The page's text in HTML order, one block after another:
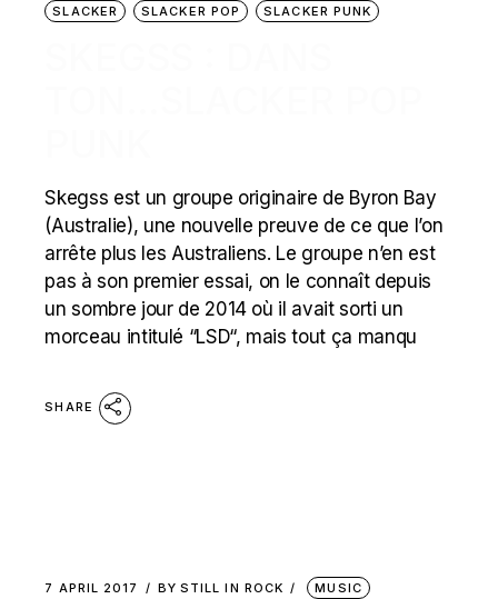
SLACKER
SLACKER POP SLACKER PUNK
Skegss est un groupe originaire de Byron Bay
(Australie), une nouvelle preuve de ce que l’on
arrête plus les Australiens. Le groupe n’en est
pas à son premier essai, on le connaît depuis
un sombre jour de 2014 où il avait sorti un
morceau intitulé “LSD“, mais tout ça manqu
SHARE
7 APRIL 2017 BY STILL IN ROCK
MUSIC